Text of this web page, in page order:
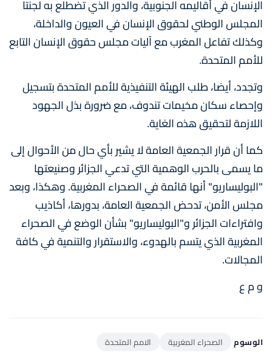
الإنسان في أقاليمه الجنوبية، والدور الذي تضطلع به لجنتا
المجلس الوطني لحقوق الإنسان في العيون والداخلة،
وكذلك تفاعل المغرب مع آليات مجلس حقوق الإنسان التابع
للأمم المتحدة.
وتجدد، أيضا، طلب الهيئة التنفيذية للأمم المتحدة بتسجيل
وإحصاء سكان مخيمات تندوف، مع ضرورة بذل الجهود
اللازمة لتحقيق هذه الغاية.
كما أن قرار الجمعية العامة لا يشير بأي حال من الأحوال إلى
ما يسمى بالحرب الوهمية التي تدعي الجزائر وصنيعتها
"البوليساريو" أنها قائمة في الصحراء المغربية. وهكذا، وبعد
مجلس الأمن، تدحض الجمعية العامة، بدورها، أكاذيب
وافتراءات الجزائر و"البوليساريو" بشأن الوضع في الصحراء
المغربية الذي يتسم بالهدوء، والاستقرار والتنمية في كافة
المجالات.
و م ع
الوسوم الصحراء المغربية الامم المتحدة